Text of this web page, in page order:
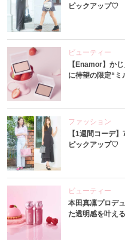
ピックアップ♡
ビューティー
【Enamor】か
に待望の限定“ミ
ファッション
【1週間コーデ
ピックアップ♡
ビューティー
本田真凜プロデ
た透明感を叶え